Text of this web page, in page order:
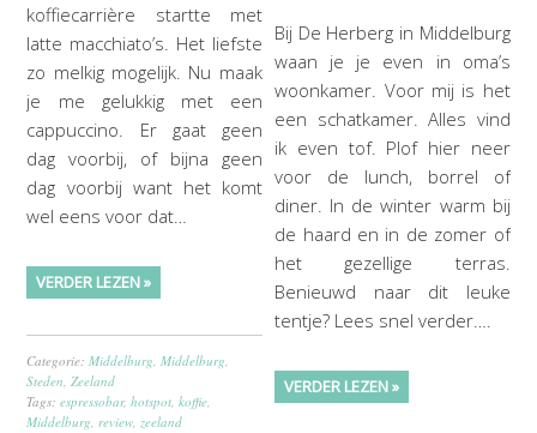
koffiecarrière startte met
latte macchiato’s. Het liefste
zo melkig mogelijk. Nu maak
je me gelukkig met een
cappuccino. Er gaat geen
dag voorbij, of bijna geen
dag voorbij want het komt
wel eens voor dat…
VERDER LEZEN »
Categorie:Middelburg ,Middelburg
Steden Zeeland
Tags:espressobar,hotspot ,koffie
Middelburg review zeeland
Bij De Herberg in Middelburg
waan je je even in oma’s
woonkamer. Voor mij is het
een schatkamer. Alles vind
ik even tof. Plof hier neer
voor de lunch, borrel of
diner. In de winter warm bij
de haard en in de zomer of
het gezellige terras.
Benieuwd naar dit leuke
tentje? Lees snel verder….
VERDER LEZEN »